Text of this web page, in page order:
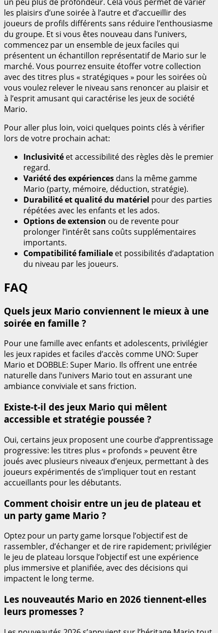
les plaisirs d’une soirée à l’autre et d’accueillir des
joueurs de profils différents sans réduire l’enthousiasme
du groupe. Et si vous êtes nouveau dans l’univers,
commencez par un ensemble de jeux faciles qui
présentent un échantillon représentatif de Mario sur le
marché. Vous pourrez ensuite étoffer votre collection
avec des titres plus « stratégiques » pour les soirées où
vous voulez relever le niveau sans renoncer au plaisir et
à l’esprit amusant qui caractérise les jeux de société
Mario.
Pour aller plus loin, voici quelques points clés à vérifier
lors de votre prochain achat:
Inclusivité et accessibilité des règles dès le premier
regard.
Variété des expériences dans la même gamme
Mario (party, mémoire, déduction, stratégie).
Durabilité et qualité du matériel pour des parties
répétées avec les enfants et les ados.
Options de extension ou de revente pour
prolonger l’intérêt sans coûts supplémentaires
importants.
Compatibilité familiale et possibilités d’adaptation
du niveau par les joueurs.
FAQ
Quels jeux Mario conviennent le mieux à une
soirée en famille ?
Pour une famille avec enfants et adolescents, privilégier
les jeux rapides et faciles d’accès comme UNO: Super
Mario et DOBBLE: Super Mario. Ils offrent une entrée
naturelle dans l’univers Mario tout en assurant une
ambiance conviviale et sans friction.
Existe-t-il des jeux Mario qui mêlent
accessible et stratégie poussée ?
Oui, certains jeux proposent une courbe d’apprentissage
progressive: les titres plus « profonds » peuvent être
joués avec plusieurs niveaux d’enjeux, permettant à des
joueurs expérimentés de s’impliquer tout en restant
accueillants pour les débutants.
Comment choisir entre un jeu de plateau et
un party game Mario ?
Optez pour un party game lorsque l’objectif est de
rassembler, d’échanger et de rire rapidement; privilégier
le jeu de plateau lorsque l’objectif est une expérience
plus immersive et planifiée, avec des décisions qui
impactent le long terme.
Les nouveautés Mario en 2026 tiennent-elles
leurs promesses ?